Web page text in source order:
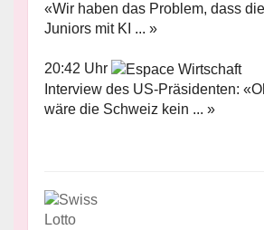
«Wir haben das Problem, dass
Juniors mit KI ... »
20:42 Uhr
Interview des US-Präsidenten:
wäre die Schweiz kein ... »